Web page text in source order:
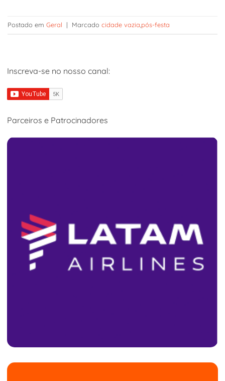
Postado em Geral | Marcado cidade vazia pós-festa
Inscreva-se no nosso canal:
Parceiros e Patrocinadores